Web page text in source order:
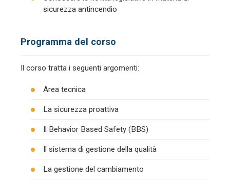
sicurezza antincendio
Programma del corso
Il corso tratta i seguenti argomenti:
Area tecnica
La sicurezza proattiva
Il Behavior Based Safety (BBS)
Il sistema di gestione della qualità
La gestione del cambiamento